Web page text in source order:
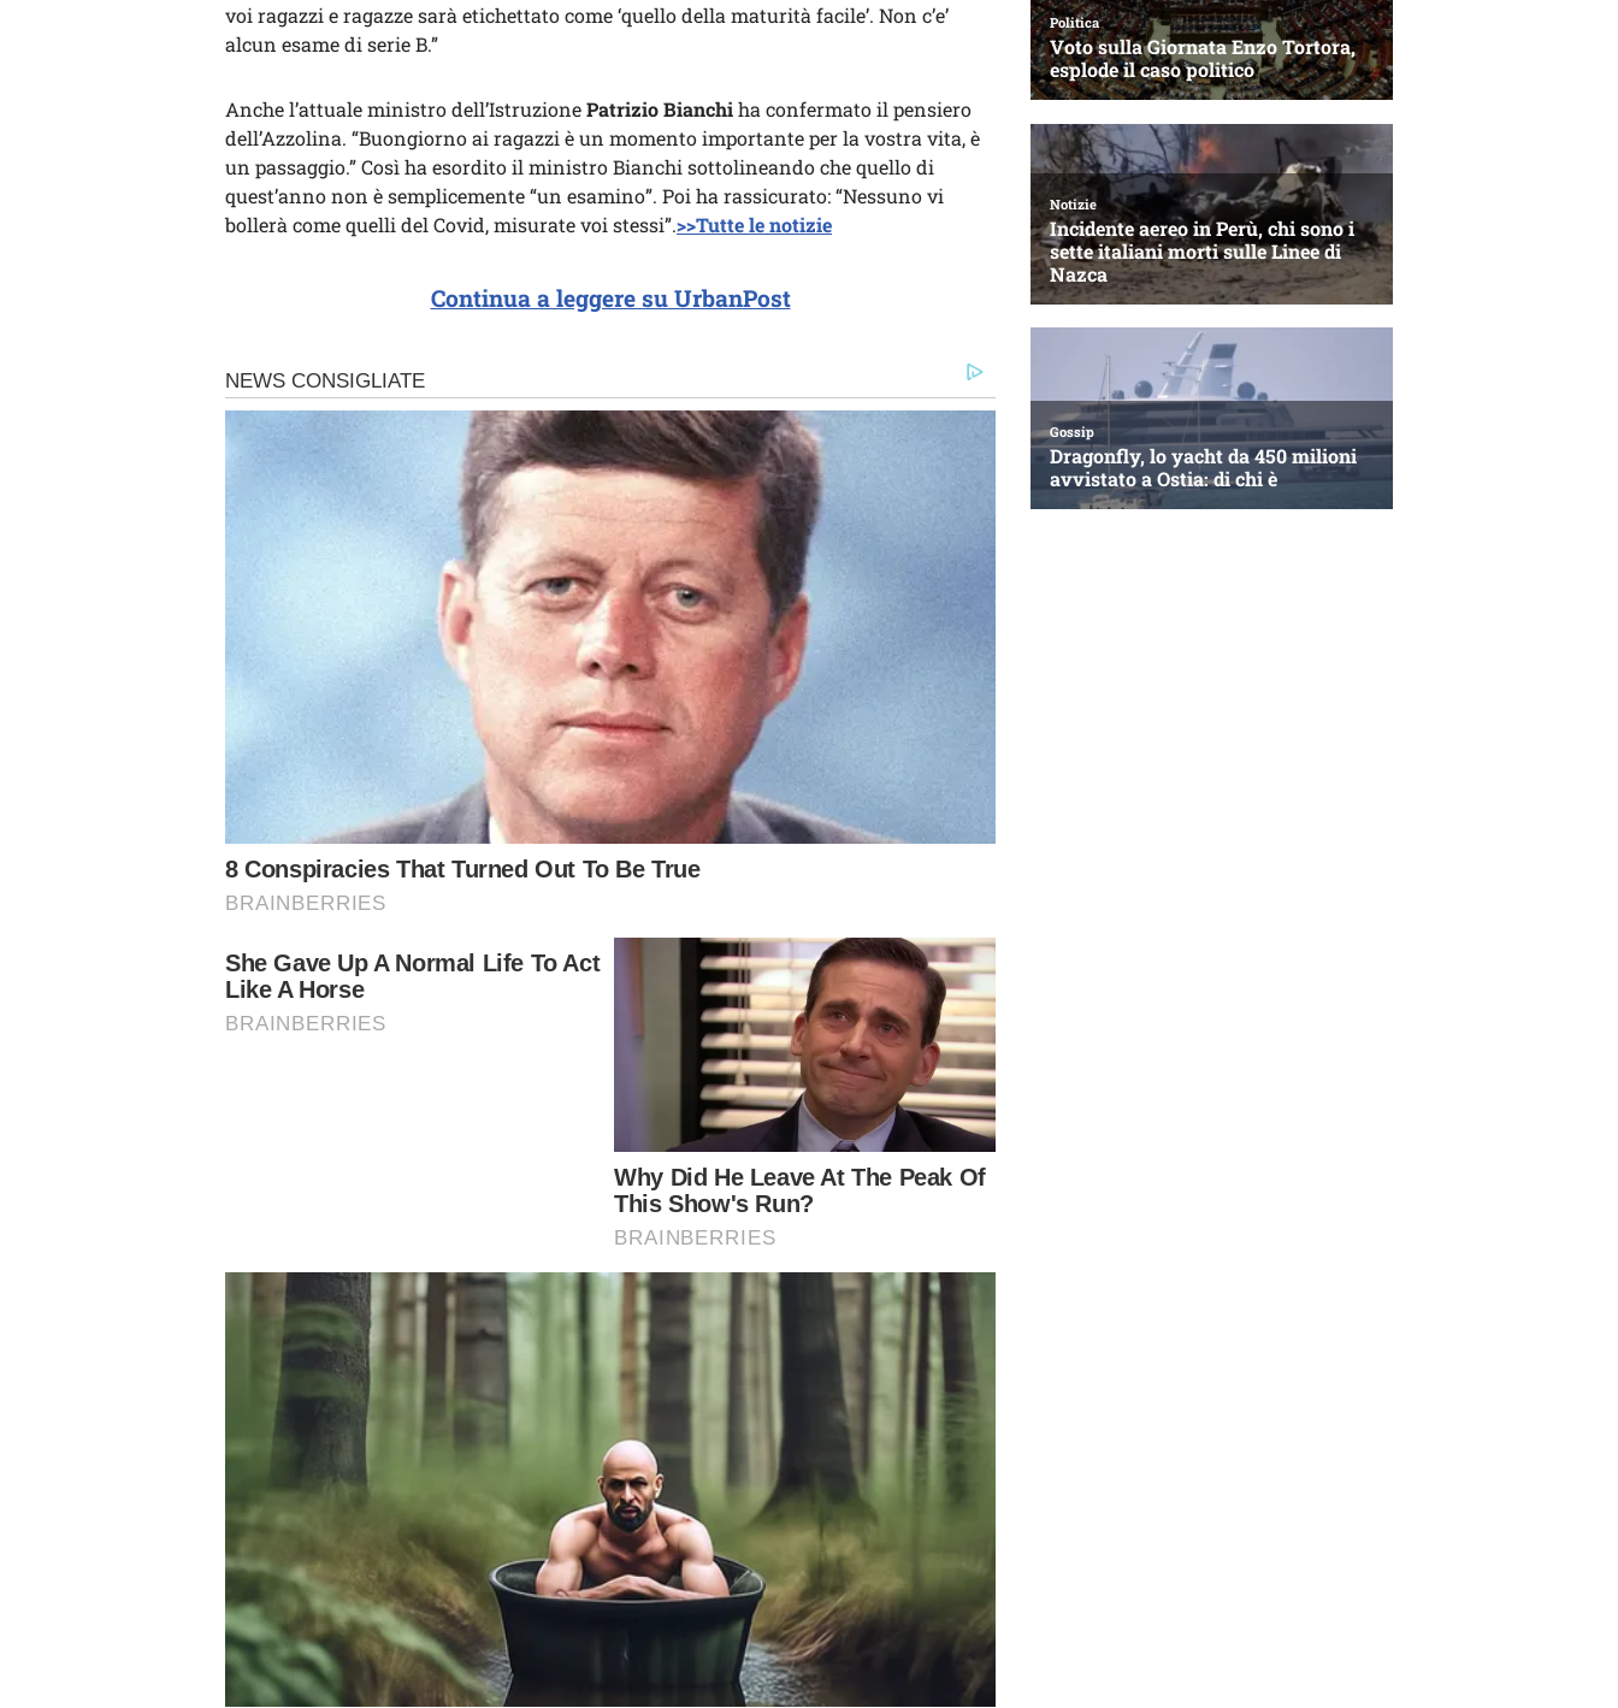
voi ragazzi e ragazze sarà etichettato come ‘quello della maturità facile’. Non c’e’
alcun esame di serie B.”
Anche l’attuale ministro dell’IstruzionePatrizio Bianchiha confermato il pensiero
dell’Azzolina. “Buongiorno ai ragazzi è un momento importante per la vostra vita, è
un passaggio.” Così ha esordito il ministro Bianchi sottolineando che quello di
quest’anno non è semplicemente “un esamino”. Poi ha rassicurato: “Nessuno vi
bollerà come quelli del Covid, misurate voi stessi”.>>Tutte le notizie
Continua a leggere su UrbanPost